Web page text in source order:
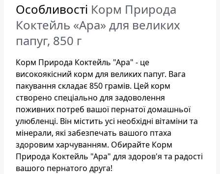
Особливості Корм Природа
Коктейль «Ара» для великих
папуг, 850 г
Корм Природа Коктейль "Ара" - це
високоякісний корм для великих папуг. Вага
пакування складає 850 грамів. Цей корм
створено спеціально для задоволення
поживних потреб вашої пернатої домашньої
улюбленці. Він містить усі необхідні вітаміни та
мінерали, які забезпечать вашого птаха
здоровим харчуванням. Обирайте Корм
Природа Коктейль "Ара" для здоров'я та радості
вашого пернатого друга!